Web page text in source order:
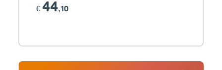
€ 44,10